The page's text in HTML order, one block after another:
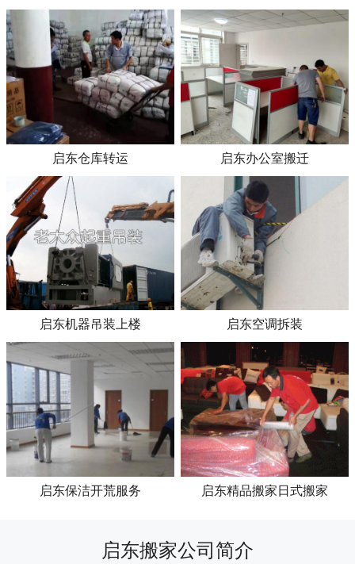
启东仓库转运 启东办公室搬迁
启东机器吊装上楼 启东空调拆装
启东保洁开荒服务 启东精品搬家日式搬家
启东搬家公司简介